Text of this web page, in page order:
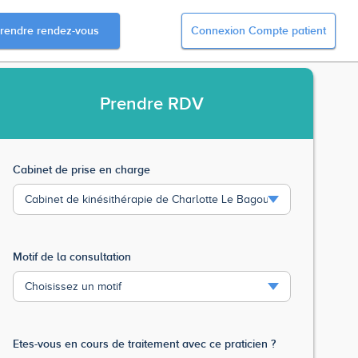
rendez-vous Connexion Compte patient
Prendre RDV
Cabinet de prise en charge
Motif de la consultation
Etes-vous en cours de traitement avec ce praticien ?